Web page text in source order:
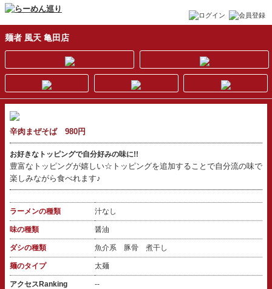
麺者 風天 亀田店
辛肉まぜそば 980円
お好きなトッピングで自分好みの味に!!
豊富なトッピングが嬉しい☆トッピングを追加することで自分流の味で
楽しみながら食べれます♪
ラーメンの種類 汁なし
味の種類 醤油
ダシの種類 魚介系 豚骨 煮干し
麺のタイプ 太麺
アクセスRanking --